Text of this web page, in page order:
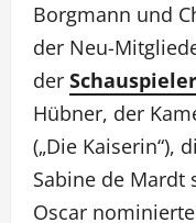
Borgmann und
der Neu-
der Schauspieler
Hübner, der
(„Die Kaiserin“),
Sabine de Mardt
Oscar